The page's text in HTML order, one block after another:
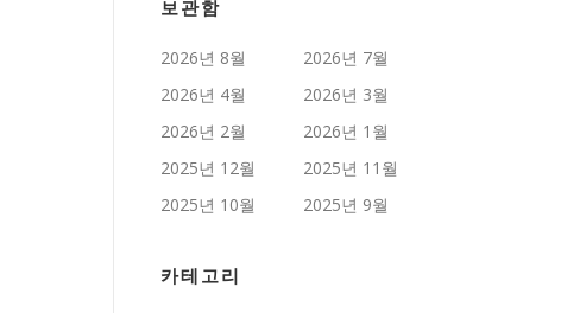
보관함
2026년 8월
2026년 7월
2026년 4월
2026년 3월
2026년 2월
2026년 1월
2025년 12월
2025년 11월
2025년 10월
2025년 9월
카테고리